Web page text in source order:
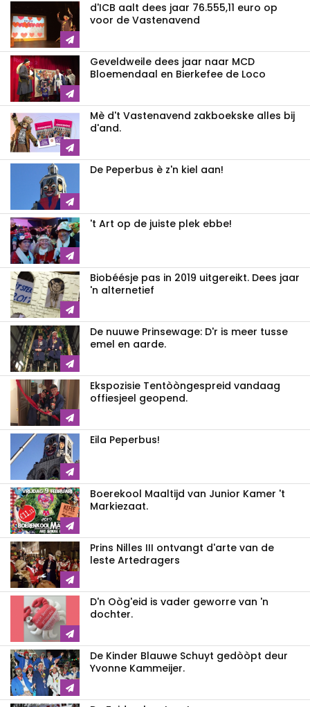
d'ICB aalt dees jaar 76.555,11 euro op
voor de Vastenavend
Geveldweile dees jaar naar MCD
Bloemendaal en Bierkefee de Loco
Mè d't Vastenavend zakboekske alles bij
d'and.
De Peperbus è z'n kiel aan!
't Art op de juiste plek ebbe!
Biobéésje pas in 2019 uitgereikt. Dees jaar
'n alternetief
De nuuwe Prinsewage: D'r is meer tusse
emel en aarde.
Ekspozisie Tentòòngespreid vandaag
offiesjeel geopend.
Eila Peperbus!
Boerekool Maaltijd van Junior Kamer 't
Markiezaat.
Prins Nilles III ontvangt d'arte van de
leste Artedragers
D'n Oòg'eid is vader geworre van 'n
dochter.
De Kinder Blauwe Schuyt gedòòpt deur
Yvonne Kammeijer.